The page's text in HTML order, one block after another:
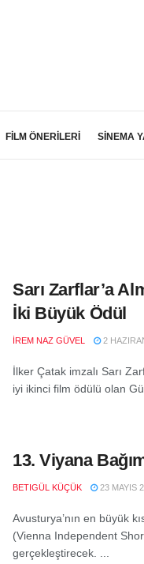
FİLM ÖNERİLERİ SİNEMA
Sarı Zarflar’a
İki Büyük Ödül
İREM NAZ GÜVEL 2
İlker Çatak imzalı Sarı
iyi ikinci film ödülü olan
13. Viyana
BETIGÜL KÜÇÜK 23 MAYIS
Avusturya’nın en büyük
(Vienna Independent
gerçekleştirecek. ...